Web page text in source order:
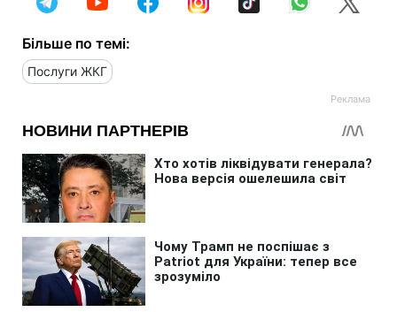
Більше по темі:
Послуги ЖКГ